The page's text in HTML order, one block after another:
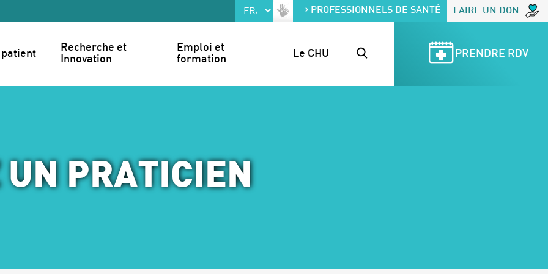
PROFESSIONNELS DE SANTÉ FAIRE UN DON
patient
Recherche et
Innovation
Emploi et
formation
Le CHU PRENDRE RDV
UN PRATICIEN